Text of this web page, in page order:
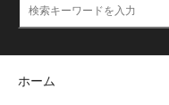
ホーム